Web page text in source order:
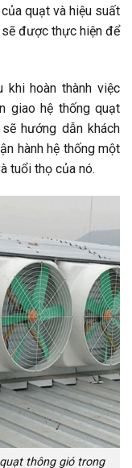
quạt và hiệu suất
được thực hiện để
khi hoàn thành việc
giao hệ thống quạt
hướng dẫn khách
hành hệ thống một
tuổi thọ của nó.
thông gió trong